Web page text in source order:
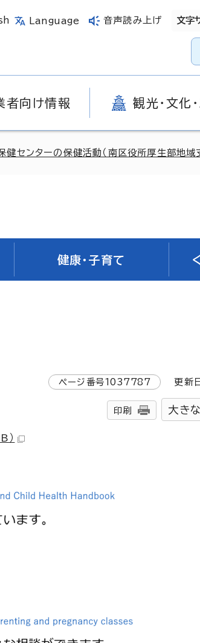
Language 音声読み上げ 文字
者向け情報 観光・文化
健センターの保健活動（南区役所厚生部地域
健康・子育て
ページ番号1037787 更新
印刷 大き
）